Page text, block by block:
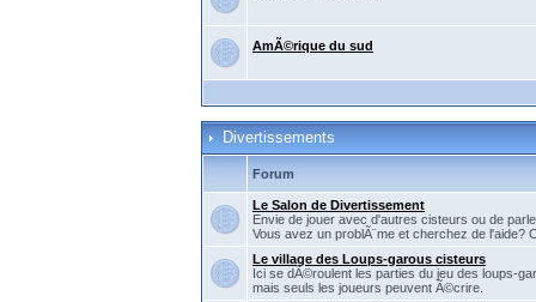
AmÃ©rique du sud
Divertissements
Forum
Le Salon de Divertissement
Envie de jouer avec d'autres cisteurs ou de
Vous avez un problÃ¨me et cherchez de l'aide?
Le village des Loups-garous cisteurs
Ici se dÃ©roulent les parties du jeu des loups-
mais seuls les joueurs peuvent Ã©crire.